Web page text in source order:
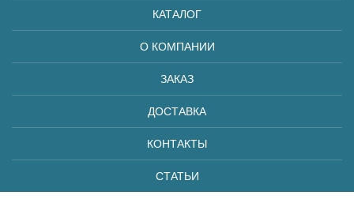
КАТАЛОГ
О КОМПАНИИ
ЗАКАЗ
ДОСТАВКА
КОНТАКТЫ
СТАТЬИ